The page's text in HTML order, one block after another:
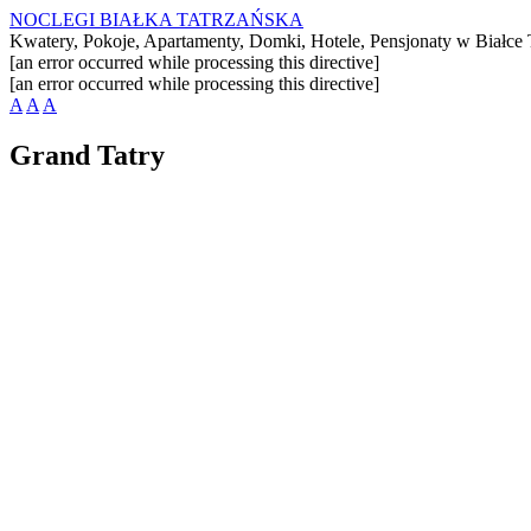
NOCLEGI BIAŁKA TATRZAŃSKA
Kwatery, Pokoje, Apartamenty, Domki, Hotele, Pensjonaty w Białce
[an error occurred while processing this directive]
[an error occurred while processing this directive]
A A A
Grand Tatry